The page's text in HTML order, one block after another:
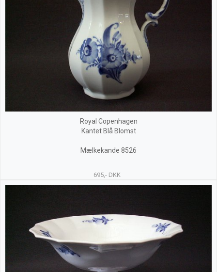
Royal Copenhagen
Kantet Blå Blomst
Mælkekande 8526
695,- DKK